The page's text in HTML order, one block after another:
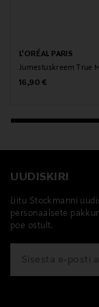
PRANTSUSMAA
Valmistaja
Keilaranta 13 A,
L'ORÉAL PARIS
Jumestuskreem True
Original Price
16,90 €
UUDISKIRI
Liitu Stockmanni
personaalsete
poe ostult.